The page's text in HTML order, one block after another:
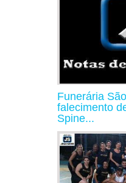
Funerária
falecimento
Spine...